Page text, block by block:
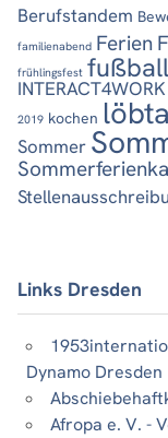
Berufstandem
familienabend Ferien
frühlingsfest fußball
INTERACT4WORK
2019 kochen
Sommer
Links Dresden
Dynamo Dresden
Afropa e. V. -